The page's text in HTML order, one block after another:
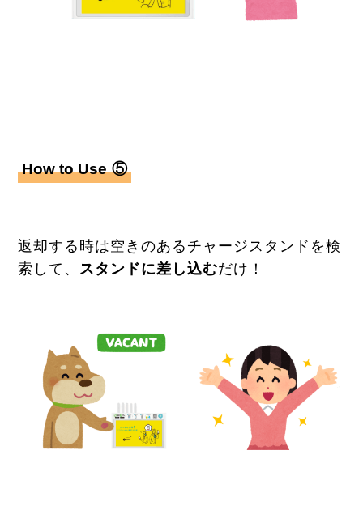
How to Use ⑤
返却する時は空きのあるチャージスタンドを検
索して、 スタンドに差し込むだけ！